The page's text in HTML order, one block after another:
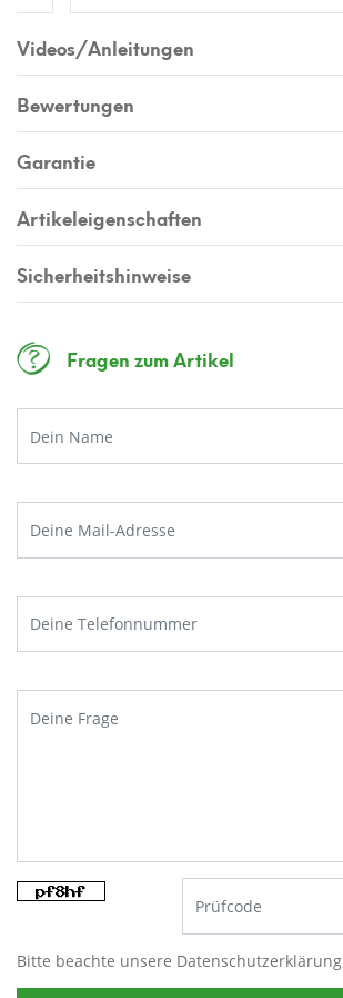
Videos/Anleitungen
Bewertungen
Garantie
Artikeleigenschaften
Sicherheitshinweise
Fragen zum Artikel
Bitte beachte unsere Datenschutzerklärung